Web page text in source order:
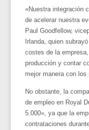
«Nuestra integración
de acelerar nuestra
Paul Goodfellow,
Irlanda, quien
costes de la
producción y contar
mejor manera con los
No obstante, la
de empleo en Royal
5.000», ya que la
contrataciones